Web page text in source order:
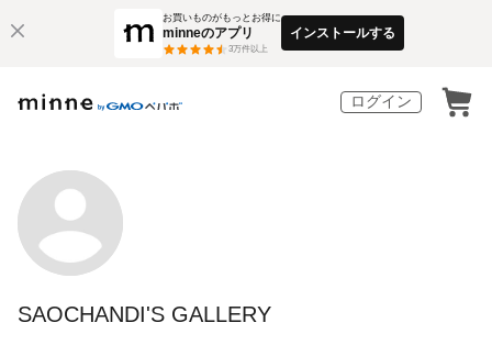
お買いものがもっとお得に
minneのアプリ
3万件以上
インストールする
ログイン
SAOCHANDI'S GALLERY